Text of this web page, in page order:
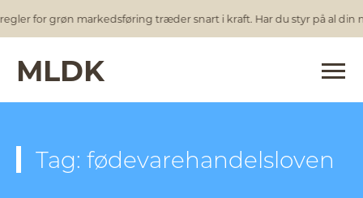
for grøn markedsføring træder snart i kraft. Har du styr på al din
MLDK
Tag: fødevarehandelsloven